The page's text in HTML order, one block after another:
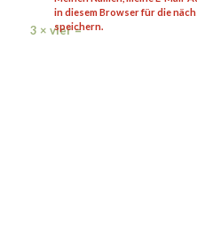
in diesem Browser für die
speichern.
3 × vier =